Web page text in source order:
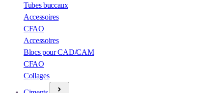
Tubes buccaux
Accessoires
CFAO
Accessoires
Blocs pour CAD/CAM
CFAO
Collages